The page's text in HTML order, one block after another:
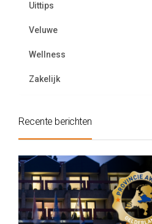
Uittips
Veluwe
Wellness
Zakelijk
Recente berichten